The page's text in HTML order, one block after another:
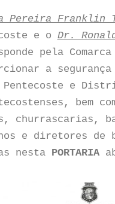
Pereira Franklin
e o Dr.
pela
a
Pentecoste e
bem
churrascarias,
e diretores
nesta PORTARIA